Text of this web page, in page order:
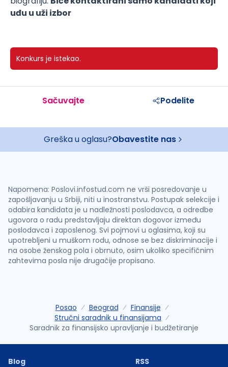
uđu u uži izbor
Konkurs je istekao.
Sačuvajte Podelite
Greška u oglasu?Obavestite nas
Napomena: Poslovi.infostud.com ne vrši posredovanje u
zapošljavanju u Srbiji, niti u inostranstvu. Postupak selekcije i
odabira kandidata je u nadležnosti poslodavca, a odredbe
ugovora o radu predstavljaju direktan dogovor između
poslodavca i zaposlenog. Svi pojmovi u oglasima, koji su
upotrebljeni u muškom rodu, odnose se bez diskriminacije i
na osobe ženskog pola i obrnuto, osim ukoliko specifičnim
zahtevima posla nije drugačije propisano.
Posao Beograd
Finansije
Stručni saradnik u finansijama
Saradnik za finansijsko upravljanje i budžetiranje
Blog
RSS